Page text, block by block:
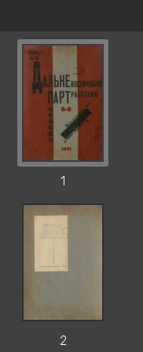
1
2